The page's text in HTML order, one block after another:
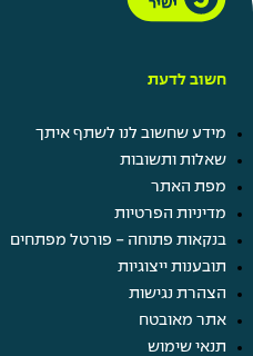
חשוב לדעת
מידע שחשוב לנו לשתף איתך
שאלות ותשובות
מפת האתר
מדיניות הפרטיות
בנקאות פתוחה - פורטל מפתחים
תובענות ייצוגיות
הצהרת נגישות
אתר מאובטח
תנאי שימוש